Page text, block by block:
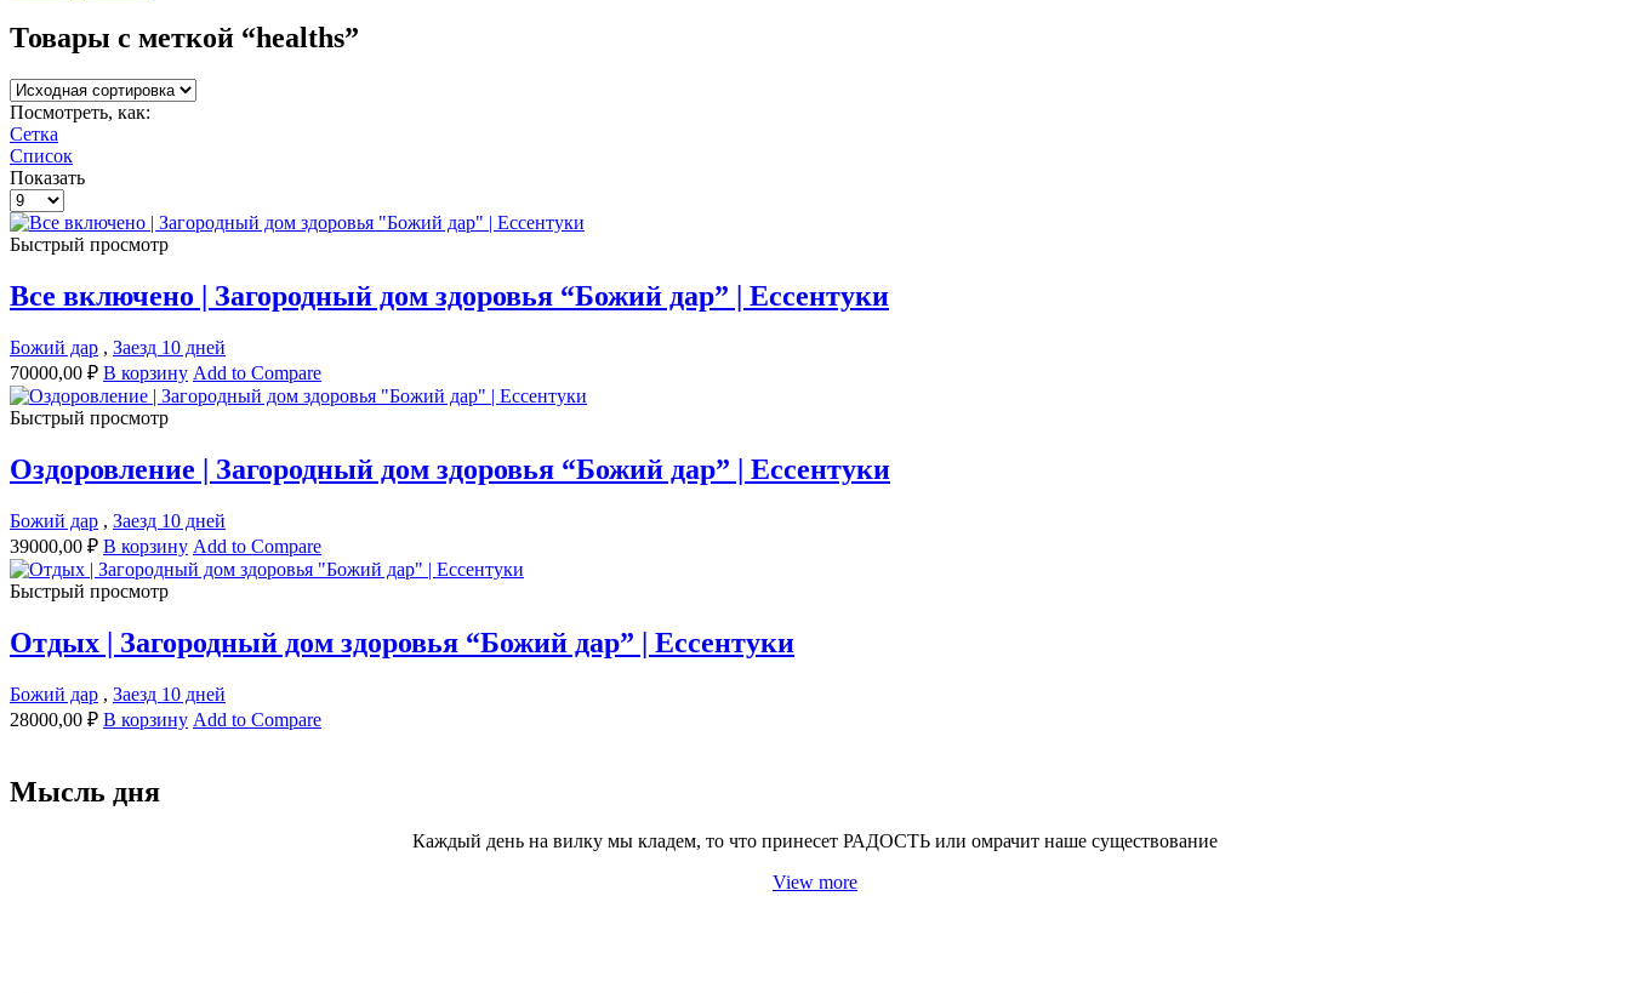
Товары с меткой “healths”
Посмотреть, как:
Сетка
Список
Показать
Товаров
на
странице
Быстрый просмотр
Все включено | Загородный дом здоровья “Божий дар” | Ессентуки
Божий дар , Заезд 10 дней
70000,00 ₽ В корзину Add to Compare
Быстрый просмотр
Оздоровление | Загородный дом здоровья “Божий дар” | Ессентуки
Божий дар , Заезд 10 дней
39000,00 ₽ В корзину Add to Compare
Быстрый просмотр
Отдых | Загородный дом здоровья “Божий дар” | Ессентуки
Божий дар , Заезд 10 дней
28000,00 ₽ В корзину Add to Compare
Мысль дня
Каждый день на вилку мы кладем, то что принесет РАДОСТЬ или омрачит наше существование
View more